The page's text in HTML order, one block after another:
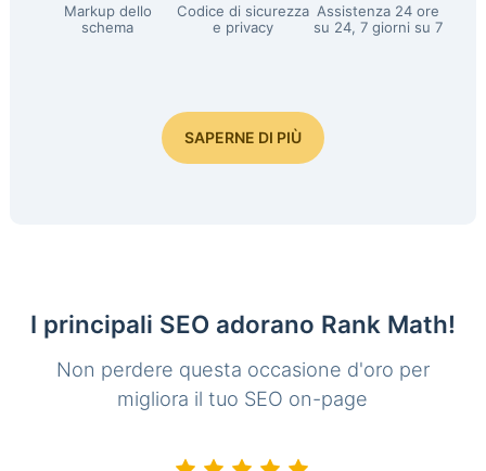
Markup dello
schema
Codice di sicurezza
e privacy
Assistenza 24 ore
su 24, 7 giorni su 7
SAPERNE DI PIÙ
I principali SEO adorano Rank Math!
Non perdere questa occasione d'oro per
migliora il tuo SEO on-page